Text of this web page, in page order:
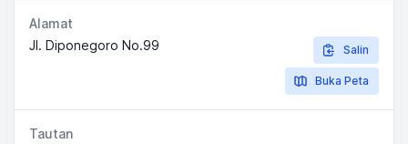
Alamat
Jl. Diponegoro No.99
Salin
Buka Peta
Tautan